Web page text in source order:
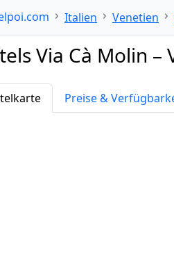
Italien Venetien
Via Cà Molin –
Preise &